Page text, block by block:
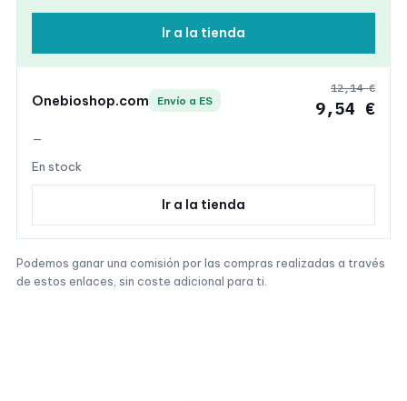
Ir a la tienda
Onebioshop.com Envío a ES
—
En stock
12,14 €
9,54 €
Ir a la tienda
Podemos ganar una comisión por las compras realizadas a través
de estos enlaces, sin coste adicional para ti.